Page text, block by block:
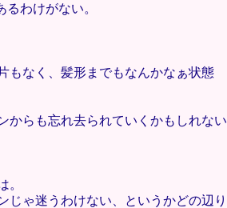
わけがない。
もなく、髪形までもなんかなぁ状態
からも忘れ去られていくかもしれない
。
じゃ迷うわけない、というかどの辺り